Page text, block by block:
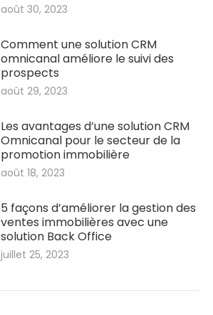
août 30, 2023
Comment une solution CRM
omnicanal améliore le suivi des
prospects
août 29, 2023
Les avantages d’une solution CRM
Omnicanal pour le secteur de la
promotion immobilière
août 18, 2023
5 façons d’améliorer la gestion des
ventes immobilières avec une
solution Back Office
juillet 25, 2023